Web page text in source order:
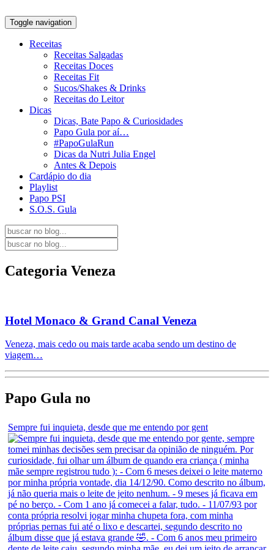
Toggle navigation
Receitas
Receitas Salgadas
Receitas Doces
Receitas Fit
Sucos/Shakes & Drinks
Receitas do Leitor
Dicas
Dicas, Bate Papo & Curiosidades
Papo Gula por aí…
#PapoGulaRun
Dicas da Nutri Julia Engel
Antes & Depois
Cardápio do dia
Playlist
Papo PSI
S.O.S. Gula
Categoria Veneza
Hotel Monaco & Grand Canal Veneza
Veneza, mais cedo ou mais tarde acaba sendo um destino de
viagem…
Papo Gula no
Sempre fui inquieta, desde que me entendo por gent